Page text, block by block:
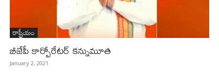
రాష్ట్రీయం
బీజేపీ కార్పోరేటర్‌ కన్నుమూత
January 2, 2021